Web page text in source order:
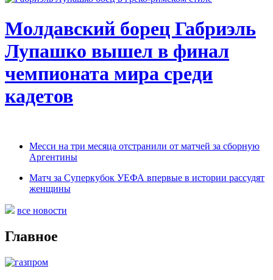
Молдавский борец Габриэль
Лупашко вышел в финал
чемпионата мира среди
кадетов
Месси на три месяца отстранили от матчей за сборную
Аргентины
Матч за Суперкубок УЕФА впервые в истории рассудят
женщины
все новости
Главное